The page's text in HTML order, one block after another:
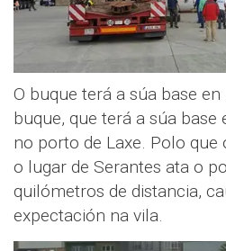
O buque terá a súa base
buque, que terá a súa
no porto de Laxe. Polo que
o lugar de Serantes ata o
quilómetros de distancia,
expectación na vila.